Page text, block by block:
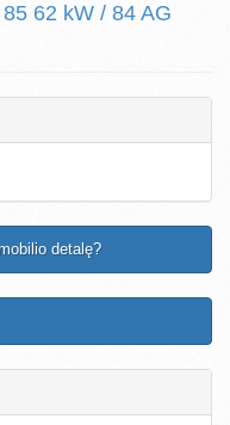
62 kW / 84 AG
detalę?